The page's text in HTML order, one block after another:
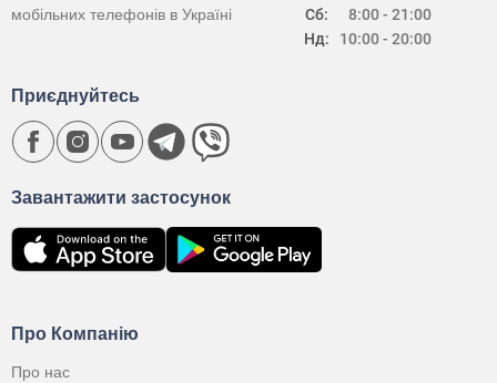
Сб:
Нд:
8:00 - 21:00
10:00 - 20:00
мобільних телефонів в Україні
Про Компанію
Про нас
Завантажити застосунок
Приєднуйтесь